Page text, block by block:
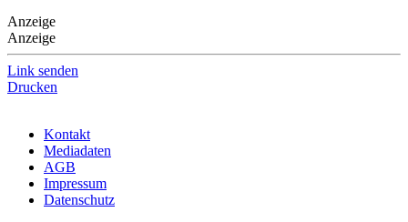
Anzeige
Anzeige
Link senden
Drucken
Kontakt
Mediadaten
AGB
Impressum
Datenschutz